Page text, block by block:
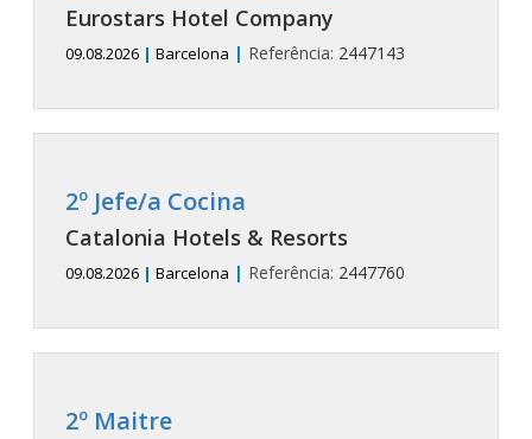
Eurostars Hotel Company
09.08.2026 | Barcelona | Referência: 2447143
2º Jefe/a Cocina
Catalonia Hotels & Resorts
09.08.2026 | Barcelona | Referência: 2447760
2º Maitre